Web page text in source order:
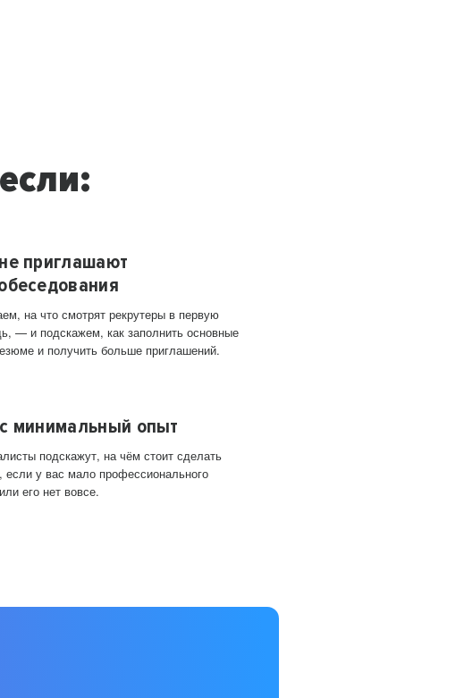
приглашают
на что смотрят рекрутеры в первую
— и подскажем, как заполнить основные
и получить больше приглашений.
минимальный опыт
подскажут, на чём стоит сделать
если у вас мало профессионального
его нет вовсе.